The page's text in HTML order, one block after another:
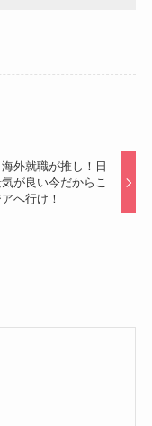
外就職が推し！日
が良い今だからこ
へ行け！